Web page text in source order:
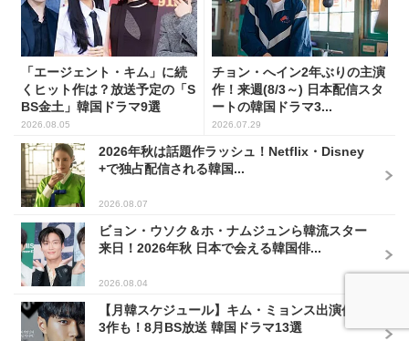
「エージェント・キム」に続
くヒット作は？放送予定の「S
BS金土」韓国ドラマ9選
2026.08.05
チョン・へイン2年ぶりの主演
作！来週(8/3～) 日本配信スタ
ートの韓国ドラマ3...
2026.07.29
2026年秋は話題作ラッシュ！Netflix・Disney
+で独占配信される韓国...
2026.08.07
ビョン・ウソク＆ホ・ナムジュンら韓流スター
来日！2026年秋 日本で会える韓国俳...
2026.08.04
【月韓スケジュール】キム・ミョンス出演作が
3作も！8月BS放送 韓国ドラマ13選